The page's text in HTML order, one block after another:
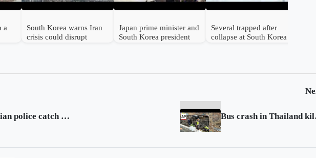
a
South Korea warns Iran
crisis could disrupt
Japan prime minister and
South Korea president
Several trapped after
collapse at South Korea
Colombian police catch a man smuggling packets of cocaine under toupee Bus